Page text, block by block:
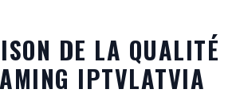
DE LA QUALITÉ
IPTVLATVIA